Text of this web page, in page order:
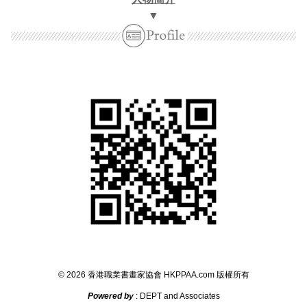
▼
© 2026 香港職業書畫家協會 HKPPAA.com 版權所有
Powered by: DEPT and Associates